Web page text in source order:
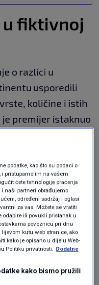
fiktivnoj
o razlici u
usporedili
količine i istih
je premijer istaknuo
ubacili smo
vjerojatnost da
kupiti ituristna
Riječ je o
onih kojima su
ni brendove,
nego samo vrstu
podatke, kao što su podaci o
pristupamo im na vašem
ćete tehnologije praćenja
naši partneri obrađujemo
određeni sadržaj i oglasi
za vas. Možete se vratiti
ili povukli pristanak u
poveznicu pri dnu
kutu web stranice, ako
kako je opisano u dijelu Web-
Politiku privatnosti. Dodatne
kako bismo pružili